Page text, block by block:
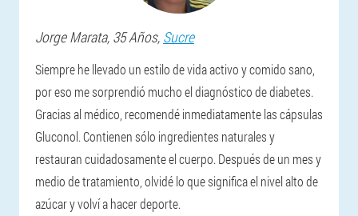
Jorge Marata, 35 Años, Sucre
Siempre he llevado un estilo de vida activo y comido sano,
por eso me sorprendió mucho el diagnóstico de diabetes.
Gracias al médico, recomendé inmediatamente las cápsulas
Gluconol. Contienen sólo ingredientes naturales y
restauran cuidadosamente el cuerpo. Después de un mes y
medio de tratamiento, olvidé lo que significa el nivel alto de
azúcar y volví a hacer deporte.